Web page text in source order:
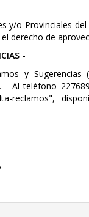
y/o Provinciales
derecho de
-
y
- Al teléfono
reclamos",